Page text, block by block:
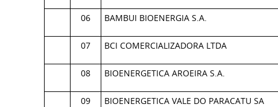
06 BAMBUI BIOENERGIA S.A.
07 BCI COMERCIALIZADORA LTDA
08 BIOENERGETICA AROEIRA S.A.
09 BIOENERGETICA VALE DO PARACATU SA